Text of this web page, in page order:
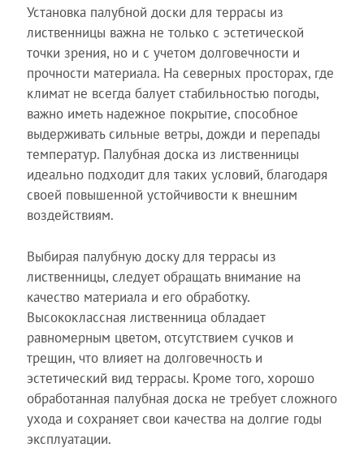
Установка палубной доски для террасы из
лиственницы важна не только с эстетической
точки зрения, но и с учетом долговечности и
прочности материала. На северных просторах, где
климат не всегда балует стабильностью погоды,
важно иметь надежное покрытие, способное
выдерживать сильные ветры, дожди и перепады
температур. Палубная доска из лиственницы
идеально подходит для таких условий, благодаря
своей повышенной устойчивости к внешним
воздействиям.
Выбирая палубную доску для террасы из
лиственницы, следует обращать внимание на
качество материала и его обработку.
Высококлассная лиственница обладает
равномерным цветом, отсутствием сучков и
трещин, что влияет на долговечность и
эстетический вид террасы. Кроме того, хорошо
обработанная палубная доска не требует сложного
ухода и сохраняет свои качества на долгие годы
эксплуатации.